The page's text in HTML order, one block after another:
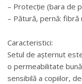
– Protecție (bara de
– Pătură, pernă: fibră
Caracteristici:
Setul de așternut
o permeabilitate
sensibilă a copiilor,